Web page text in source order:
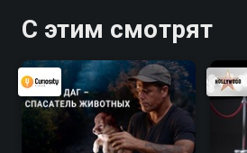
С этим смотрят